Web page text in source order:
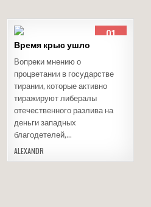
01
Опубликовано
в
Время крыс ушло
Вопреки мнению о
процветании в государстве
тирании, которые активно
тиражируют либералы
отечественного разлива на
деньги западных
благодетелей,…
ALEXANDR